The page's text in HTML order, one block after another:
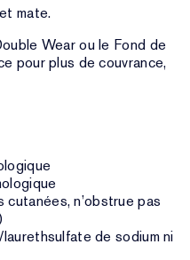
mate.
Wear ou le Fond de
pour plus de couvrance,
cutanées, n’obstrue pas
de sodium ni